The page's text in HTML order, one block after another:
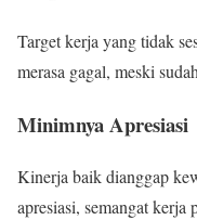
Target kerja yang tidak
merasa gagal, meski
Minimnya Apresiasi
Kinerja baik dianggap
apresiasi, semangat kerja